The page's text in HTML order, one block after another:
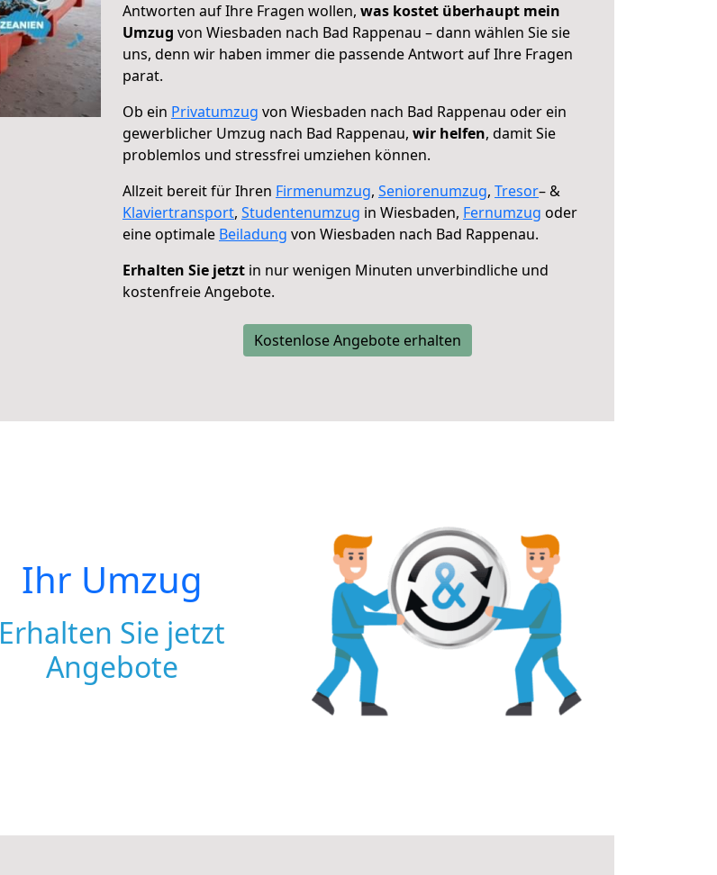
Antworten auf Ihre Fragen wollen, was kostet überhaupt mein
Umzug von Wiesbaden nach Bad Rappenau – dann wählen Sie sie
uns, denn wir haben immer die passende Antwort auf Ihre Fragen
parat.
Ob ein Privatumzug von Wiesbaden nach Bad Rappenau oder ein
gewerblicher Umzug nach Bad Rappenau, wir helfen, damit Sie
problemlos und stressfrei umziehen können.
Allzeit bereit für Ihren Firmenumzug, Seniorenumzug, Tresor– &
Klaviertransport, Studentenumzug in Wiesbaden, Fernumzug oder
eine optimale Beiladung von Wiesbaden nach Bad Rappenau.
Erhalten Sie jetzt in nur wenigen Minuten unverbindliche und
kostenfreie Angebote.
Kostenlose Angebote erhalten
Ihr Umzug
Erhalten Sie jetzt
Angebote